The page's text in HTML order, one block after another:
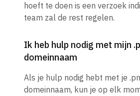
hoeft te doen is een verzoek
team zal de rest regelen.
Ik heb hulp nodig met mijn
domeinnaam
Als je hulp nodig hebt met je
domeinnaam, kun je op elk